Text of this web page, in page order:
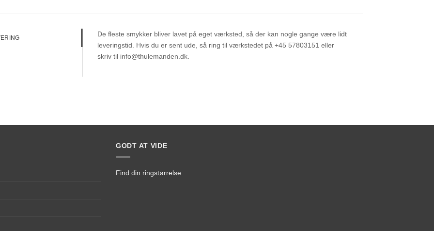
De fleste smykker bliver lavet på eget værksted, så der kan nogle gange være lidt
leveringstid. Hvis du er sent ude, så ring til værkstedet på +45 57803151 eller
skriv til info@thulemanden.dk.
GODT AT VIDE
Find din ringstørrelse